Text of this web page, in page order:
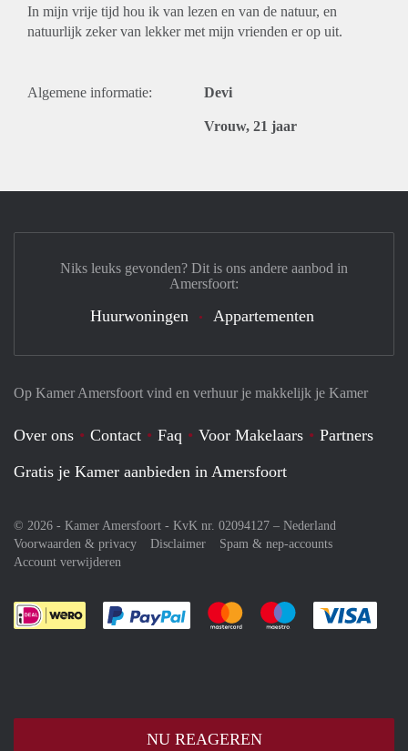
In mijn vrije tijd hou ik van lezen en van de natuur, en
natuurlijk zeker van lekker met mijn vrienden er op uit.
Algemene informatie: Devi
Vrouw, 21 jaar
NU REAGEREN
Op Kamer Amersfoort vind en verhuur je makkelijk je Kamer
Over ons Contact Faq Voor Makelaars
Partners
Gratis je Kamer aanbieden in Amersfoort
© 2026 - Kamer Amersfoort - KvK nr. 02094127 – Nederland
Voorwaarden & privacy
Disclaimer
Spam & nep-accounts
Account verwijderen
Je rekent gemakkelijk af met Paypal
Je rekent gemakkelijk af met
Je rekent
Niks leuks gevonden? Dit is ons andere aanbod in
Amersfoort:
Huurwoningen Appartementen